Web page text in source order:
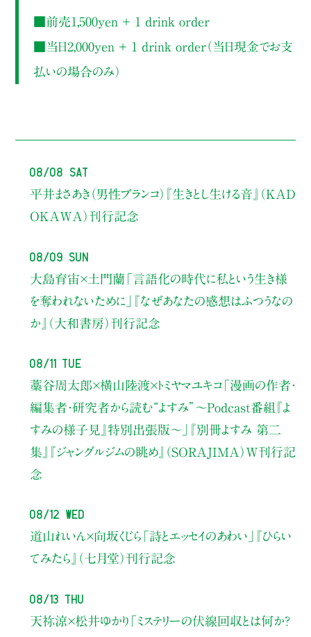
■前売1,500yen ＋ 1 drink order
■当日2,000yen ＋ 1 drink order（当日現金でお支
払いの場合のみ）
08/08 Sat
平井まさあき（男性ブランコ） 『生きとし生ける音』（KAD
OKAWA）刊行記念
08/09 Sun
大島育宙×土門蘭 「言語化の時代に私という生き様
を奪われないために」
『なぜあなたの感想はふつうなの
か』（大和書房）刊行記念
08/11 Tue
藁谷周太郎×横山陸渡×トミヤマユキコ「漫画の作者・
編集者・研究者から読む“よすみ” 〜Podcast番組『よ
すみの様子見』特別出張版〜」
『別冊よすみ 第二
集』『ジャングルジムの眺め』（SORAJIMA）W刊行記
念
08/12 Wed
道山れいん×向坂くじら 「詩とエッセイのあわい」
『ひらい
てみたら』（七月堂）刊行記念
08/13 Thu
天祢涼×松井ゆかり 「ミステリーの伏線回収とは何か？